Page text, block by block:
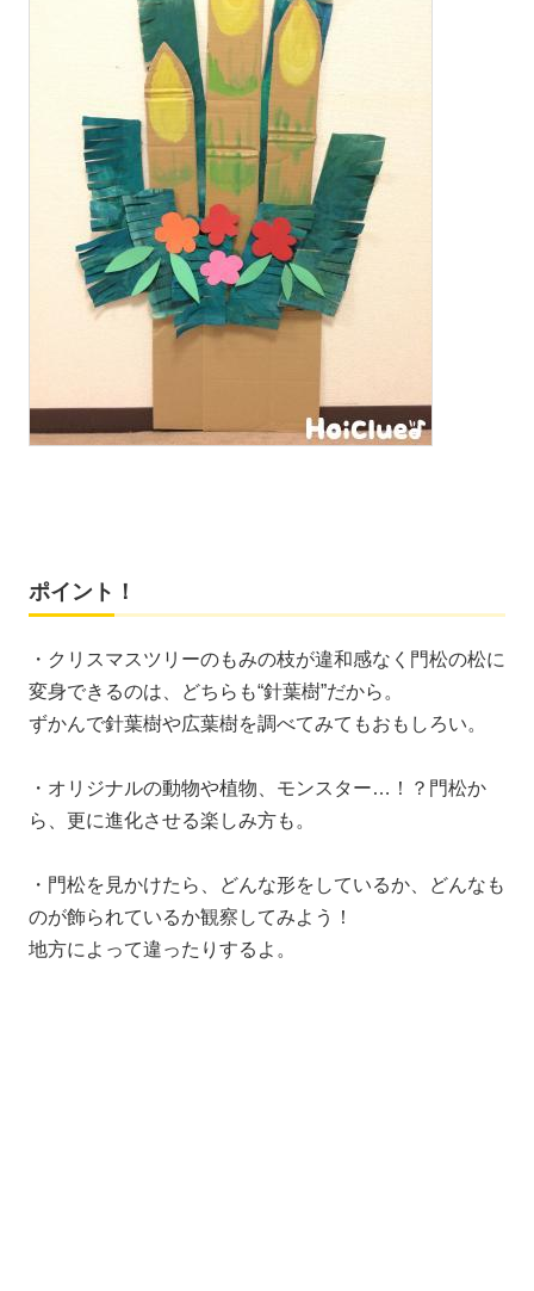
ポイント！
・クリスマスツリーのもみの枝が違和感なく門松の松に
変身できるのは、どちらも“針葉樹”だから。
ずかんで針葉樹や広葉樹を調べてみてもおもしろい。
・オリジナルの動物や植物、モンスター…！？門松か
ら、更に進化させる楽しみ方も。
・門松を見かけたら、どんな形をしているか、どんなも
のが飾られているか観察してみよう！
地方によって違ったりするよ。